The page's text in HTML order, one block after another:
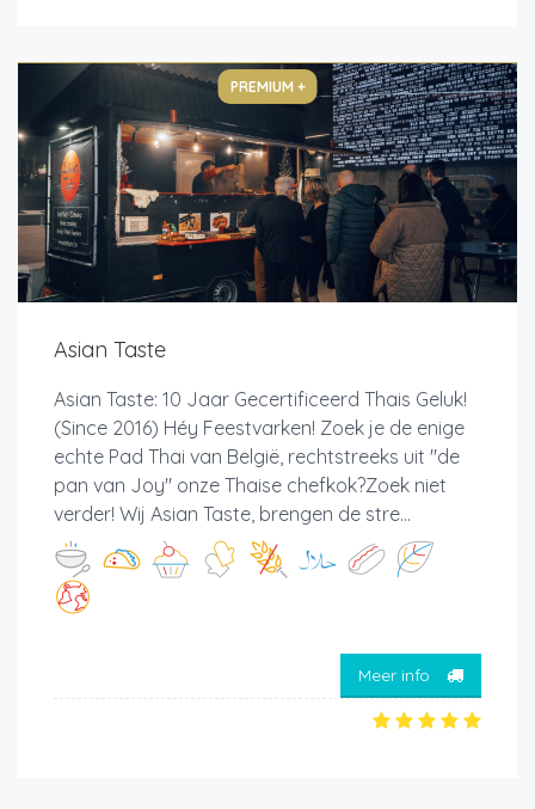
PREMIUM +
Asian Taste
Asian Taste: 10 Jaar Gecertificeerd Thais Geluk!
(Since 2016) Héy Feestvarken! Zoek je de enige
echte Pad Thai van België, rechtstreeks uit "de
pan van Joy" onze Thaise chefkok?Zoek niet
verder! Wij Asian Taste, brengen de stre...
Meer info